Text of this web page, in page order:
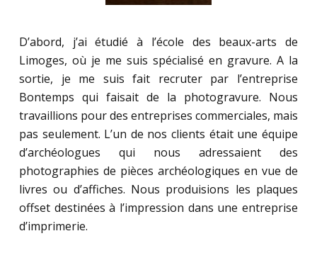
D’abord, j’ai étudié à l’école des beaux-arts de
Limoges, où je me suis spécialisé en gravure. A la
sortie, je me suis fait recruter par l’entreprise
Bontemps qui faisait de la photogravure. Nous
travaillions pour des entreprises commerciales, mais
pas seulement. L’un de nos clients était une équipe
d’archéologues qui nous adressaient des
photographies de pièces archéologiques en vue de
livres ou d’affiches. Nous produisions les plaques
offset destinées à l’impression dans une entreprise
d’imprimerie.